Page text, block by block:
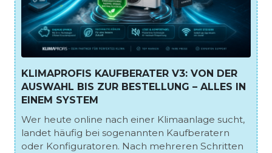
KLIMAPROFIS KAUFBERATER V3: VON DER
AUSWAHL BIS ZUR BESTELLUNG – ALLES IN
EINEM SYSTEM
Wer heute online nach einer Klimaanlage sucht,
landet häufig bei sogenannten Kaufberatern
oder Konfiguratoren. Nach mehreren Schritten